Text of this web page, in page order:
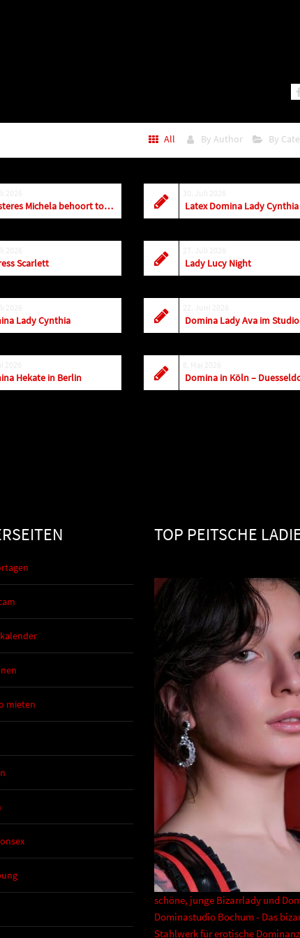
All By Author By
Meesteres Michela behoort tot de top! Vandaag t/m zaterdag is ze in Amersfoort
Scarlett Lady Lucy Night
Lady Cynthia
Hekate in Berlin Domina in Köln –
mieten
TOP PEITSCHE
schöne, junge Bizarrlady und
Dominastudio Bochum - Das
Stahlwerk für erotische